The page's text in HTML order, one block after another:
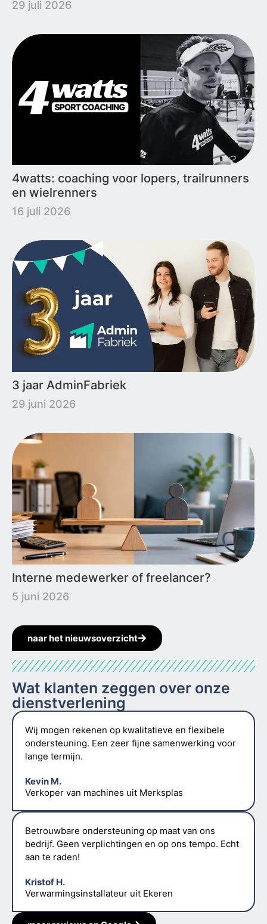
29 juli 2026
4watts: coaching voor lopers, trailrunners
en wielrenners
16 juli 2026
3 jaar AdminFabriek
29 juni 2026
Interne medewerker of freelancer?
5 juni 2026
naar het nieuwsoverzicht
Wat klanten zeggen over onze
dienstverlening
Wij mogen rekenen op kwalitatieve en flexibele
ondersteuning. Een zeer fijne samenwerking voor
lange termijn.
Kevin M.
Verkoper van machines uit Merksplas
Betrouwbare ondersteuning op maat van ons
bedrijf. Geen verplichtingen en op ons tempo. Echt
aan te raden!
Kristof H.
Verwarmingsinstallateur uit Ekeren